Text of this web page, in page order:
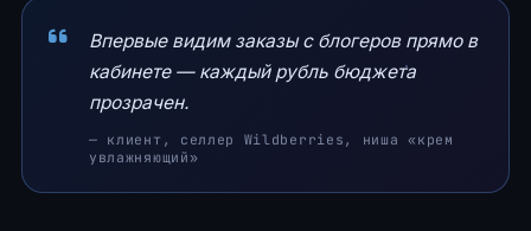
Впервые видим заказы с блогеров прямо в
кабинете — каждый рубль бюджета
прозрачен.
— клиент, селлер Wildberries, ниша «крем
увлажняющий»